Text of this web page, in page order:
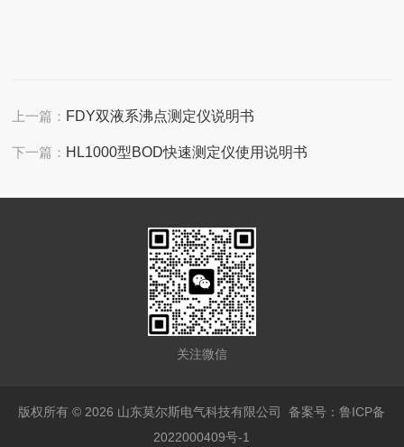
上一篇： FDY双液系沸点测定仪说明书
下一篇： HL1000型BOD快速测定仪使用说明书
关注微信
版权所有 © 2026 山东莫尔斯电气科技有限公司备案号：鲁ICP备
2022000409号-1